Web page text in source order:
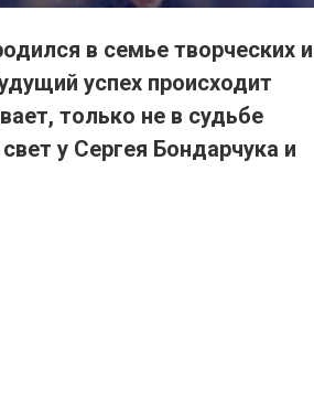
в семье творческих и
успех происходит
только не в судьбе
у Сергея Бондарчука и